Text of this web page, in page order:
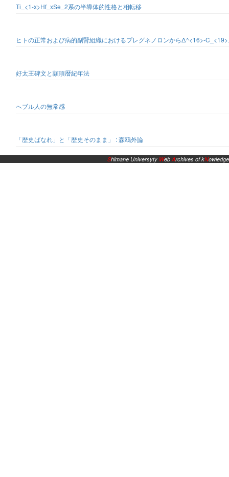
Ti_<1-x>Hf_xSe_2系の半導体的性格と相転移
ヒトの正常および病的副腎組織におけるプレグネノロンからΔ^<16>-
好太王碑文と顓頊暦紀年法
へブル人の無常感
「歴史ばなれ」と「歴史そのまま」 : 森鴎外論
Shimane Universyty WebArchives of kNowledge